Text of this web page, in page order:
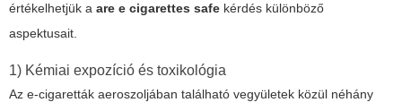
értékelhetjük a are e cigarettes safe kérdés különböző
aspektusait.
1) Kémiai expozíció és toxikológia
Az e-cigaretták aeroszoljában található vegyületek közül néhány